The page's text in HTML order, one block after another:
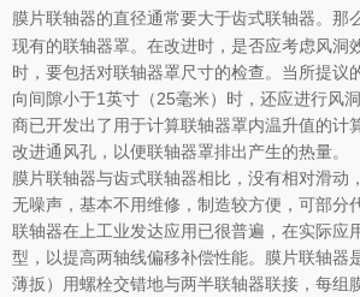
膜片联轴器的直径通常要大于齿式联轴器。那
现有的联轴器罩。在改进时，是否应考虑风洞
时，要包括对联轴器罩尺寸的检查。当所提议
向间隙小于1英寸（25毫米）时，还应进行风
商已开发出了用于计算联轴器罩内温升值的计
改进通风孔，以便联轴器罩排出产生的热量。
膜片联轴器与齿式联轴器相比，没有相对滑动
无噪声，基本不用维修，制造较方便，可部分
联轴器在上工业发达应用已很普遍，在实际应
型，以提高两轴线偏移补偿性能。膜片联轴器
薄扳）用螺栓交错地与两半联轴器联接，每组